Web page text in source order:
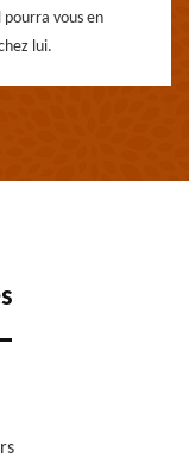
vous en
lui.